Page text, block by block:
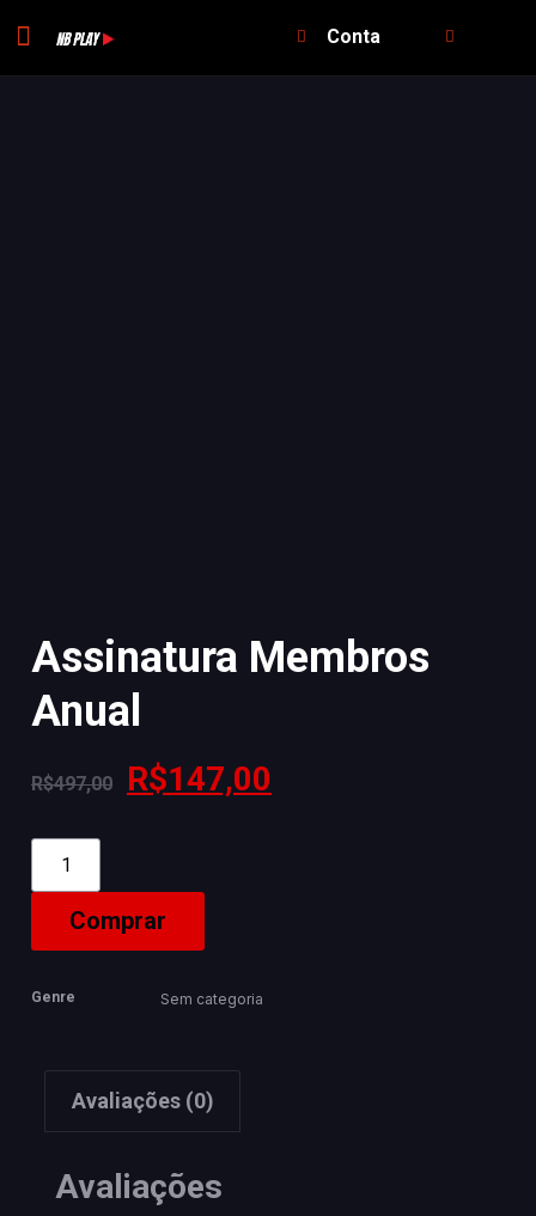
Conta
Assinatura Membros
Anual
R$497,00 R$147,00
Comprar
Genre Sem categoria
Avaliações (0)
Avaliações